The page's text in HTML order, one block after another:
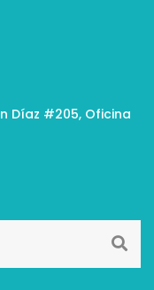
Díaz #205, Oficina